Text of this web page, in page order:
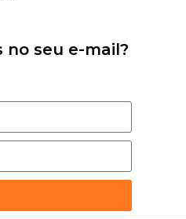
no seu e-mail?